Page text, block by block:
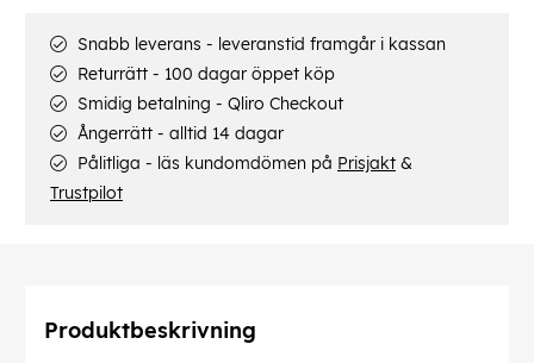
Snabb leverans - leveranstid framgår i kassan
Returrätt - 100 dagar öppet köp
Smidig betalning - Qliro Checkout
Ångerrätt - alltid 14 dagar
Pålitliga - läs kundomdömen på Prisjakt &
Trustpilot
Produktbeskrivning